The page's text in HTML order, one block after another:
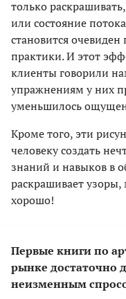
только
или состояние
становится
практики. И этот
клиенты говорили
упражнениям у них
уменьшилось
Кроме того, эти
человеку создать
знаний и навыков в
раскрашивает узоры,
хорошо!
Первые книги по
рынке достаточно
неизменным